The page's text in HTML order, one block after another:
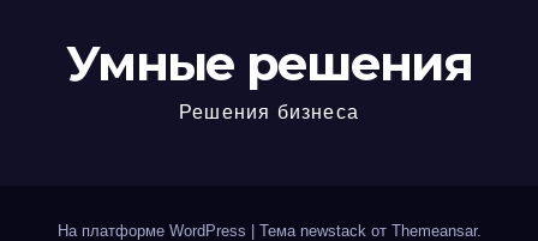
Умные решения
Решения бизнеса
На платформе WordPress Тема newstack от Themeansar.